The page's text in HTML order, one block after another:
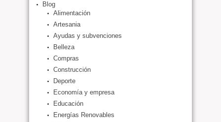
Blog
Alimentación
Artesania
Ayudas y subvenciones
Belleza
Compras
Construcción
Deporte
Economía y empresa
Educación
Energías Renovables